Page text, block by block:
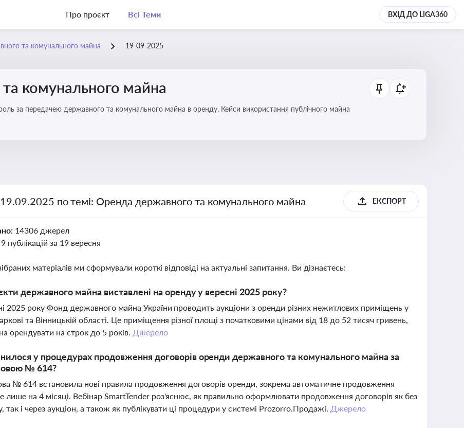
Про проєкт Всі Теми ВХІД ДО LIGA360
та комунального майна 19-09-2025
комунального майна
за передачею державного та комунального майна в оренду. Кейси використання публічного майна
19.09.2025 по темі: Оренда державного та комунального майна ЕКСПОРТ
14306 джерел
9 публікацій за 19 вересня
матеріалів ми сформували короткі відповіді на актуальні запитання. Ви дізнаєтесь:
державного майна виставлені на оренду у вересні 2025 року?
2025 року Фонд державного майна України проводить аукціони з оренди різних нежитлових приміщень у
та Вінницькій області. Це приміщення різної площі з початковими цінами від 18 до 52 тисяч гривень,
орендувати на строк до 5 років. Джерело
у процедурах продовження договорів оренди державного та комунального майна за
№ 614?
№ 614 встановила нові правила продовження договорів оренди, зокрема автоматичне продовження
лише на 4 місяці. Вебінар SmartTender роз'яснює, як правильно оформлювати продовження договорів як без
так і через аукціон, а також як публікувати ці процедури у системі Prozorro.Продажі. Джерело